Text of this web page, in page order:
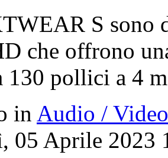
S sono
che offrono
130 pollici a 4
in Audio / Video
05 Aprile 2023